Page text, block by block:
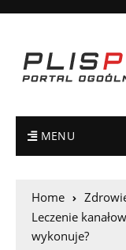
MENU
Home
Leczenie
wykonuje?